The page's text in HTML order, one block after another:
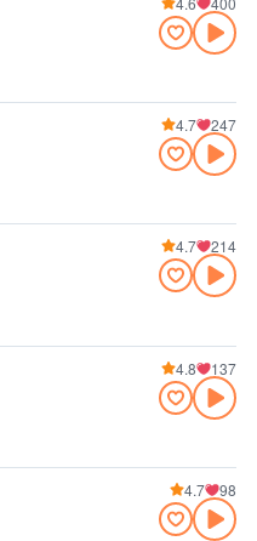
4.7 247
4.7 214
4.8 137
4.7 98